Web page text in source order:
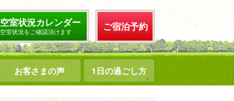
空室状況カレンダー
空室状況をご確認頂けます ご宿泊予約
お客さまの声 1日の過ごし方